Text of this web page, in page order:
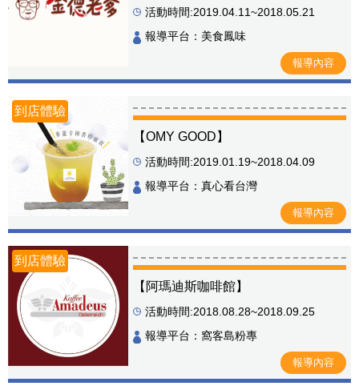
活動時間:2019.04.11~2018.05.21
報導平台：美食鳳味
報導內容
到店體驗
【OMY GOOD】
活動時間:2019.01.19~2018.04.09
報導平台：真心看台灣
報導內容
到店體驗
【阿瑪迪斯咖啡館】
活動時間:2018.08.28~2018.09.25
報導平台：窩客島粉專
報導內容